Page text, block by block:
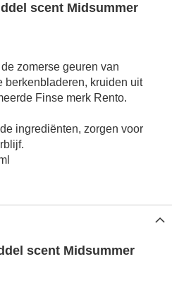
scent Midsummer
zomerse geuren van
berkenbladeren, kruiden uit
Finse merk Rento.
ingrediënten, zorgen voor
scent Midsummer